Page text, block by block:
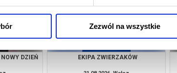
Zezwól na wszystkie
DZIEŃ EKIPA ZWIERZAKÓW